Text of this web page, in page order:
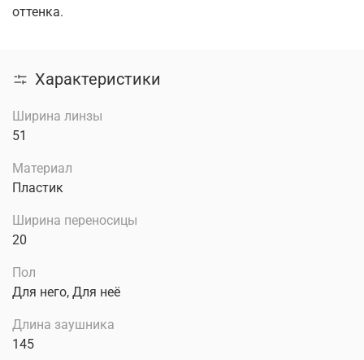
оттенка.
Характеристики
Ширина линзы
51
Материал
Пластик
Ширина переносицы
20
Пол
Для него, Для неё
Длина заушника
145